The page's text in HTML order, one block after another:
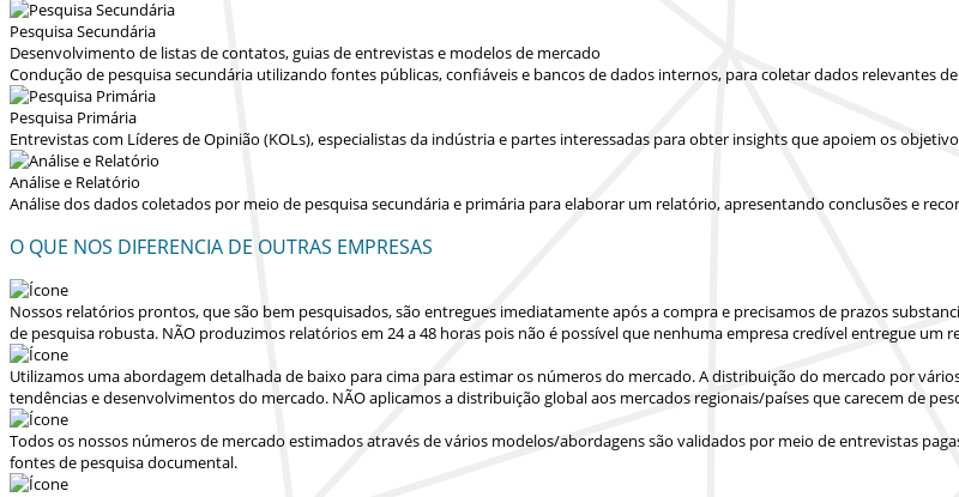
Pesquisa Secundária
Desenvolvimento de listas de contatos, guias de entrevistas e modelos de mercado
Condução de pesquisa secundária utilizando fontes públicas, confiáveis e bancos de dados internos, para coletar dados relevantes
Pesquisa Primária
Entrevistas com Líderes de Opinião (KOLs), especialistas da indústria e partes interessadas para obter insights que apoiem os
Análise e Relatório
Análise dos dados coletados por meio de pesquisa secundária e primária para elaborar um relatório, apresentando conclusões e
O QUE NOS DIFERENCIA DE OUTRAS EMPRESAS
Nossos relatórios prontos, que são bem pesquisados, são entregues imediatamente após a comprae precisamos de prazos
de pesquisa robusta. NÃO produzimos relatórios em 24 a 48 horas pois não é possível que nenhuma empresa credível entregue um
Utilizamos uma abordagem detalhada de baixo para cima para estimar os números do mercado. A distribuição do mercado por
tendências e desenvolvimentos do mercado. NÃO aplicamos a distribuição global aos mercados regionais/paísesque carecem de
Todos os nossos números de mercado estimados através de vários modelos/abordagens são validados por meio de entrevistas
fontes de pesquisa documental.